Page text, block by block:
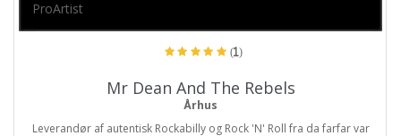
ProArtist
(1)
Mr Dean And The Rebels
Århus
Leverandør af autentisk Rockabilly og Rock 'N' Roll fra da farfar var